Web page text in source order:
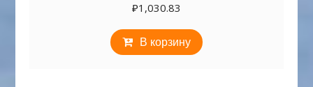
₽1,030.83
В корзину